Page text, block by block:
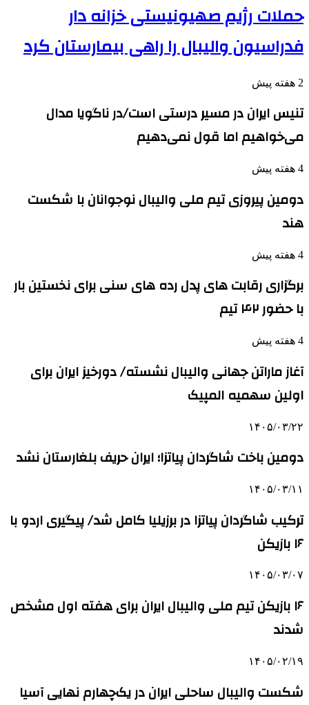
حملات رژیم صهیونیستی خزانه دار
فدراسیون والیبال را راهی بیمارستان کرد
2 هفته پیش
تنیس ایران در مسیر درستی است/در ناگویا مدال
می‌خواهیم اما قول نمی‌دهیم
4 هفته پیش
دومین پیروزی تیم ملی والیبال نوجوانان با شکست
هند
4 هفته پیش
برگزاری رقابت های پدل رده های سنی برای نخستین بار
با حضور ۴۲ تیم
4 هفته پیش
آغاز ماراتن جهانی والیبال نشسته/ دورخیز ایران برای
اولین سهمیه المپیک
۱۴۰۵/۰۳/۲۲
دومین باخت شاگردان پیاتزا؛ ایران حریف بلغارستان نشد
۱۴۰۵/۰۳/۱۱
ترکیب شاگردان پیاتزا در برزیلیا کامل شد/ پیگیری اردو با
۱۶ بازیکن
۱۴۰۵/۰۳/۰۷
۱۶ بازیکن تیم ملی والیبال ایران برای هفته اول مشخص
شدند
۱۴۰۵/۰۲/۱۹
شکست والیبال ساحلی ایران در یک‌چهارم نهایی آسیا